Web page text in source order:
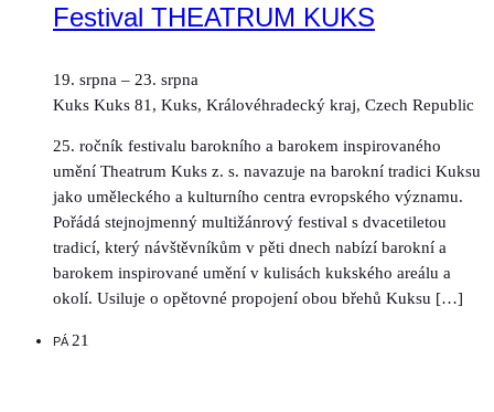
Festival THEATRUM KUKS
19. srpna – 23. srpna
Kuks Kuks 81, Kuks, Královéhradecký kraj, Czech Republic
25. ročník festivalu barokního a barokem inspirovaného
umění Theatrum Kuks z. s. navazuje na barokní tradici Kuksu
jako uměleckého a kulturního centra evropského významu.
Pořádá stejnojmenný multižánrový festival s dvacetiletou
tradicí, který návštěvníkům v pěti dnech nabízí barokní a
barokem inspirované umění v kulisách kukského areálu a
okolí. Usiluje o opětovné propojení obou břehů Kuksu […]
PÁ 21